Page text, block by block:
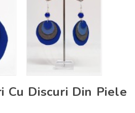
Cu Discuri Din Piele